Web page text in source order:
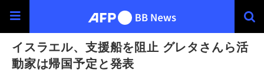
イスラエル、支援船を阻止 グレタさんら活
動家は帰国予定と発表